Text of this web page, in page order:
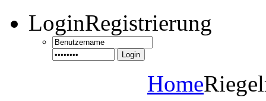
LoginRegistrierung
Login
Home